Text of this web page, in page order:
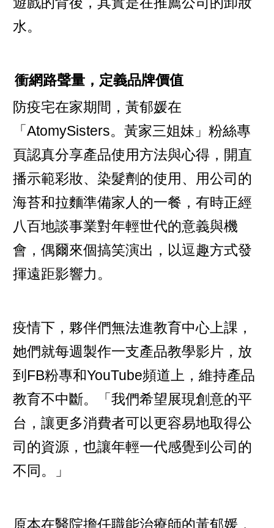
水。
衝網路聲量，定義品牌價值
防疫宅在家期間，黃郁媛在
「AtomySisters。黃家三姐妹」粉絲專
頁認真分享產品使用方法與心得，開直
播示範彩妝、染髮劑的使用、用公司的
海苔和拉麵準備家人的一餐，有時正經
八百地談事業對年輕世代的意義與機
會，偶爾來個搞笑演出，以逗趣方式發
揮遠距影響力。
疫情下，夥伴們無法進教育中心上課，
她們就每週製作一支產品教學影片，放
到FB粉專和YouTube頻道上，維持產品
教育不中斷。「我們希望展現創意的平
台，讓更多消費者可以更容易地取得公
司的資源，也讓年輕一代感覺到公司的
不同。」
原本在醫院擔任職能治療師的黃郁媛，